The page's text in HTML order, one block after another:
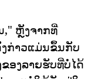
," ຫຼັງຈາກທີ່
ກ່າວແມ່ນຂຶ້ນກັບ
ອງລາຍຮັບທີ່ບໍ່ໄດ້